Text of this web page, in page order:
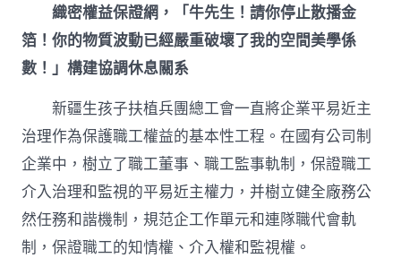
國
式
古
兵
團
篇
章
進
獻
“工
氣
力”〉
織密權益保證網，「牛先生！請你停止散播金
箔！你的物質波動已經嚴重破壞了我的空間美學係
數！」構建協調休息關系
新疆生孩子扶植兵團總工會一直將企業平易近主
治理作為保護職工權益的基本性工程。在國有公司制
企業中，樹立了職工董事、職工監事軌制，保證職工
介入治理和監視的平易近主權力，并樹立健全廠務公
然任務和諧機制，規范企工作單元和連隊職代會軌
制，保證職工的知情權、介入權和監視權。